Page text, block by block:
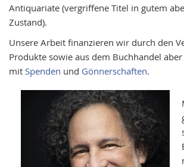
Antiquariate (vergriffene Titel in gutem
Zustand).
Unsere Arbeit finanzieren wir durch den
Produkte sowie aus dem Buchhandel
mit Spenden und Gönnerschaften.